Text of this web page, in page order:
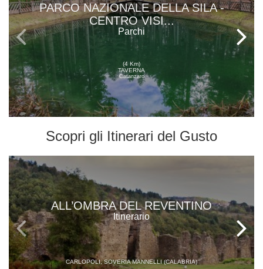
PARCO NAZIONALE DELLA SILA -
CENTRO VISI...
Parchi
(4 Km)
TAVERNA
Catanzaro
Scopri gli Itinerari del Gusto
ALL’OMBRA DEL REVENTINO
Itinerario
CARLOPOLI, SOVERIA MANNELLI (CALABRIA)